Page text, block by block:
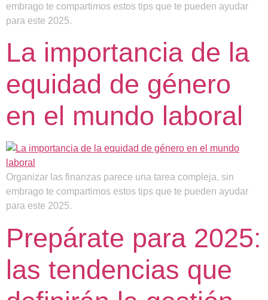
embrago te compartimos estos tips que te pueden ayudar
para este 2025.
La importancia de la
equidad de género
en el mundo laboral
Organizar las finanzas parece una tarea compleja, sin
embrago te compartimos estos tips que te pueden ayudar
para este 2025.
Prepárate para 2025:
las tendencias que